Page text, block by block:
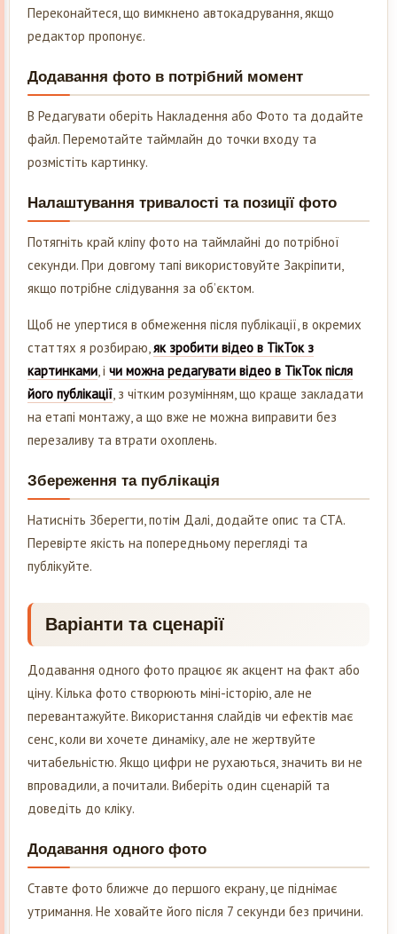
Переконайтеся, що вимкнено автокадрування, якщо
редактор пропонує.
Додавання фото в потрібний момент
В Редагувати оберіть Накладення або Фото та додайте
файл. Перемотайте таймлайн до точки входу та
розмістіть картинку.
Налаштування тривалості та позиції фото
Потягніть край кліпу фото на таймлайні до потрібної
секунди. При довгому тапі використовуйте Закріпити,
якщо потрібне слідування за об’єктом.
Щоб не упертися в обмеження після публікації, в окремих
статтях я розбираю,як зробити відео в ТікТок з
картинками, і чи можна редагувати відео в ТікТок після
його публікації, з чітким розумінням, що краще закладати
на етапі монтажу, а що вже не можна виправити без
перезаливу та втрати охоплень.
Збереження та публікація
Натисніть Зберегти, потім Далі, додайте опис та CTA.
Перевірте якість на попередньому перегляді та
публікуйте.
Варіанти та сценарії
Додавання одного фото працює як акцент на факт або
ціну. Кілька фото створюють міні-історію, але не
перевантажуйте. Використання слайдів чи ефектів має
сенс, коли ви хочете динаміку, але не жертвуйте
читабельністю. Якщо цифри не рухаються, значить ви не
впровадили, а почитали. Виберіть один сценарій та
доведіть до кліку.
Додавання одного фото
Ставте фото ближче до першого екрану, це піднімає
утримання. Не ховайте його після 7 секунди без причини.